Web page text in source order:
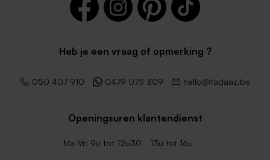
Heb je een vraag of opmerking ?
050 407 910 0479 075 309 hello@tadaaz.be
Openingsuren klantendienst
Ma-Vr: 9u tot 12u30 - 13u tot 16u